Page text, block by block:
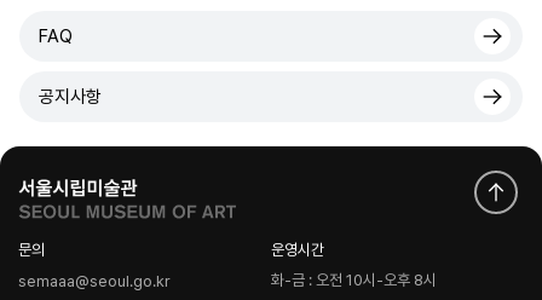
FAQ
공지사항
문의
semaaa@seoul.go.kr
운영시간
화-금 : 오전 10시-오후 8시